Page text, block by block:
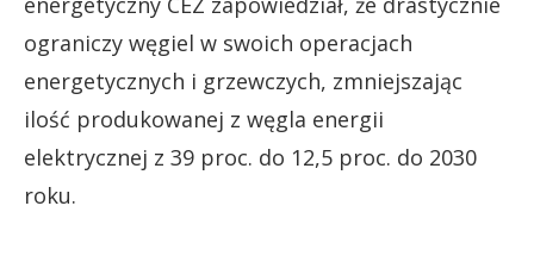
ograniczy węgiel w swoich operacjach
energetycznych i grzewczych, zmniejszając
ilość produkowanej z węgla energii
elektrycznej z 39 proc. do 12,5 proc. do 2030
roku.